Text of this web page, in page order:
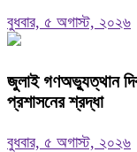
বুধবার, ৫ অগাস্ট, ২০২৬
জুলাই গণঅভ্যুত্থান
প্রশাসনের শ্রদ্ধা
বুধবার, ৫ অগাস্ট, ২০২৬